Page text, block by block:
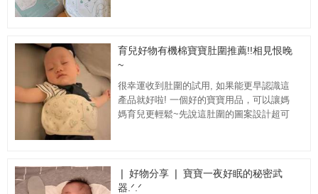
育兒好物有機棉寶寶肚圍推薦!!相見恨晚
~
很幸運收到肚圍的試用, 如果能更早認識這
產品就好啦! 一個好的寶寶用品，可以讓媽
媽育兒更輕鬆~先說這肚圍的圖案設計超可
❘ 好物分享 ❘ 寶寶一夜好眠的秘密武
器.ᐟ.ᐟ